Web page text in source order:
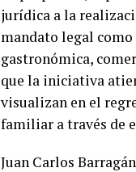
jurídica a la
mandato legal
gastronómica,
que la iniciativa
visualizan en el
familiar a través de
Juan Carlos